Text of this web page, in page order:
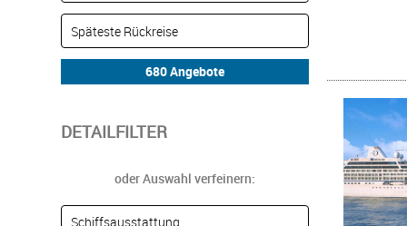
DETAILFILTER
oder Auswahl verfeinern: